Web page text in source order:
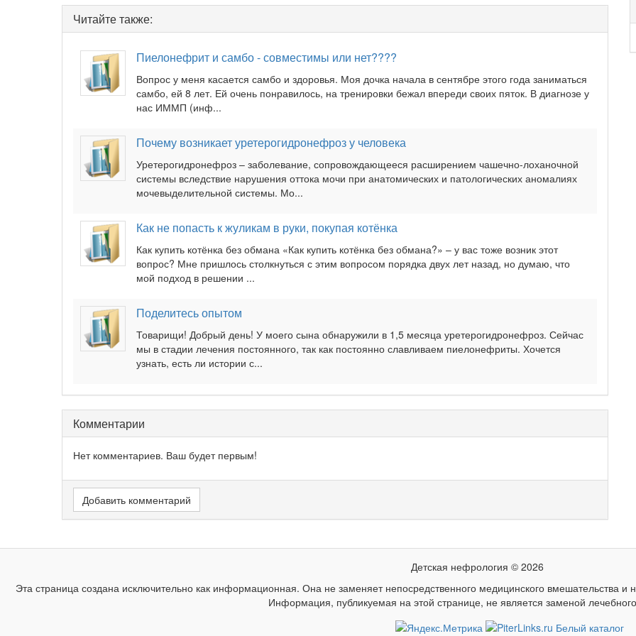
Читайте также:
Пиелонефрит и самбо - совместимы или нет????
Вопрос у меня касается самбо и здоровья. Моя дочка начала в сентябре этого года заниматься
самбо, ей 8 лет. Ей очень понравилось, на тренировки бежал впереди своих пяток. В диагнозе у
нас ИММП (инф...
Почему возникает уретерогидронефроз у человека
Уретерогидронефроз – заболевание, сопровождающееся расширением чашечно-лоханочной
системы вследствие нарушения оттока мочи при анатомических и патологических аномалиях
мочевыделительной системы. Мо...
Как не попасть к жуликам в руки, покупая котёнка
Как купить котёнка без обмана «Как купить котёнка без обмана?» – у вас тоже возник этот
вопрос? Мне пришлось столкнуться с этим вопросом порядка двух лет назад, но думаю, что
мой подход в решении ...
Поделитесь опытом
Товарищи! Добрый день! У моего сына обнаружили в 1,5 месяца уретерогидронефроз. Сейчас
мы в стадии лечения постоянного, так как постоянно славливаем пиелонефриты. Хочется
узнать, есть ли истории с...
Комментарии
Нет комментариев. Ваш будет первым!
Добавить комментарий
Детская нефрология © 2026
Эта страница создана исключительно как информационная. Она не заменяет непосредственного медицинского вмешательства и
Информация, публикуемая на этой странице, не является заменой